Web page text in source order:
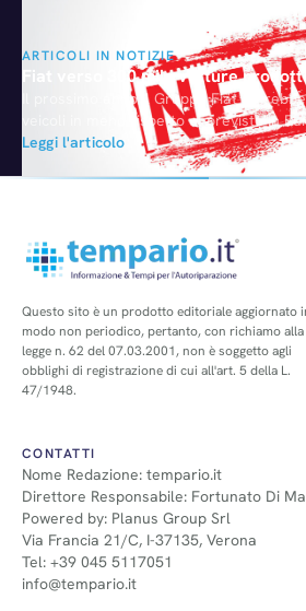
ARTICOLI IN NOTIZIE
Fiat verso 300 mila vetture
Il prossimo anno il Gruppo Fiat
veicoli in meno rispetto al previsto in
Automotive News Europe. A
l’andamento sempre al ribasso del
Continente che sta facendo più fatica
Leggi l'articolo
Questo sito è un prodotto editoriale aggiornato
modo non periodico, pertanto, con richiamo alla
legge n. 62 del 07.03.2001, non è soggetto agli
obblighi di registrazione di cui all'art. 5 della L.
47/1948.
CONTATTI
Nome Redazione: tempario.it
Direttore Responsabile: Fortunato Di
Powered by: Planus Group Srl
Via Francia 21/C, I-37135, Verona
Tel: +39 045 5117051
info@tempario.it